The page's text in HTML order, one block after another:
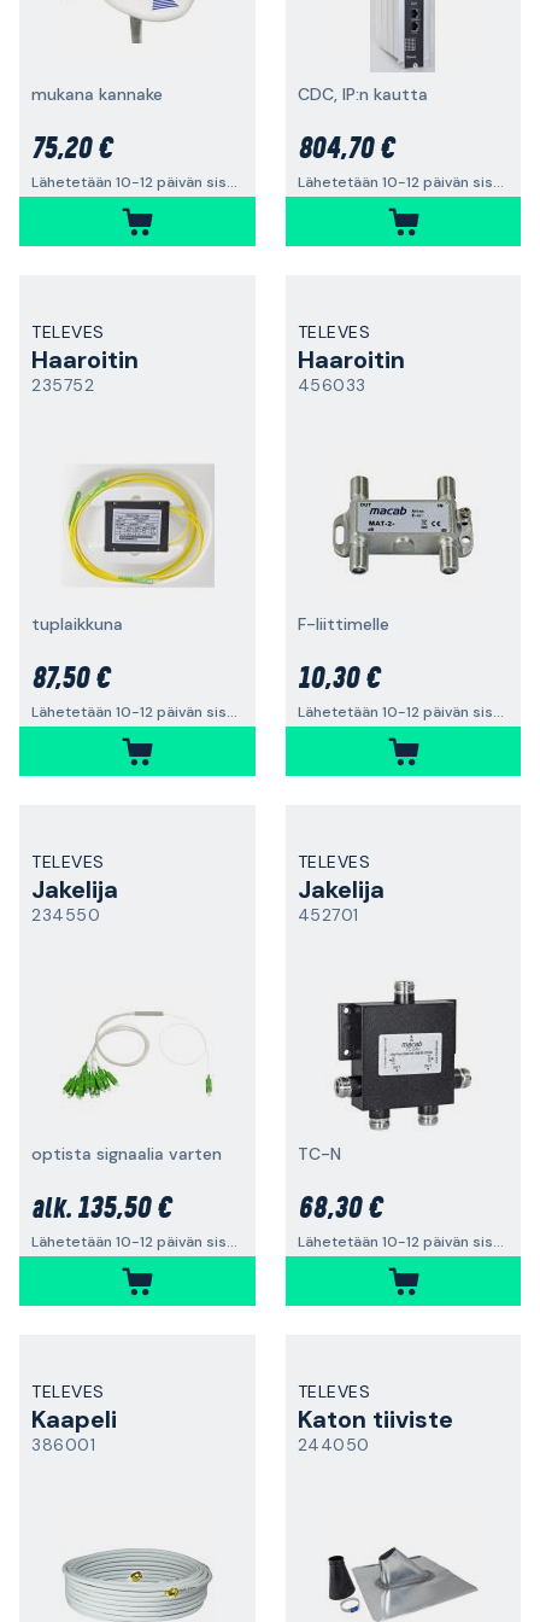
mukana kannake
75,20 €
Lähetetään 10-12 päivän sisällä
CDC, IP:n kautta
804,70 €
Lähetetään 10-12 päivän sisällä
TELEVES
Haaroitin
235752
tuplaikkuna
87,50 €
Lähetetään 10-12 päivän sisällä
TELEVES
Haaroitin
456033
F-liittimelle
10,30 €
Lähetetään 10-12 päivän sisällä
TELEVES
Jakelija
234550
optista signaalia varten
alk. 135,50 €
Lähetetään 10-12 päivän sisällä
TELEVES
Jakelija
452701
TC-N
68,30 €
Lähetetään 10-12 päivän sisällä
TELEVES
Kaapeli
386001
TELEVES
Katon tiiviste
244050